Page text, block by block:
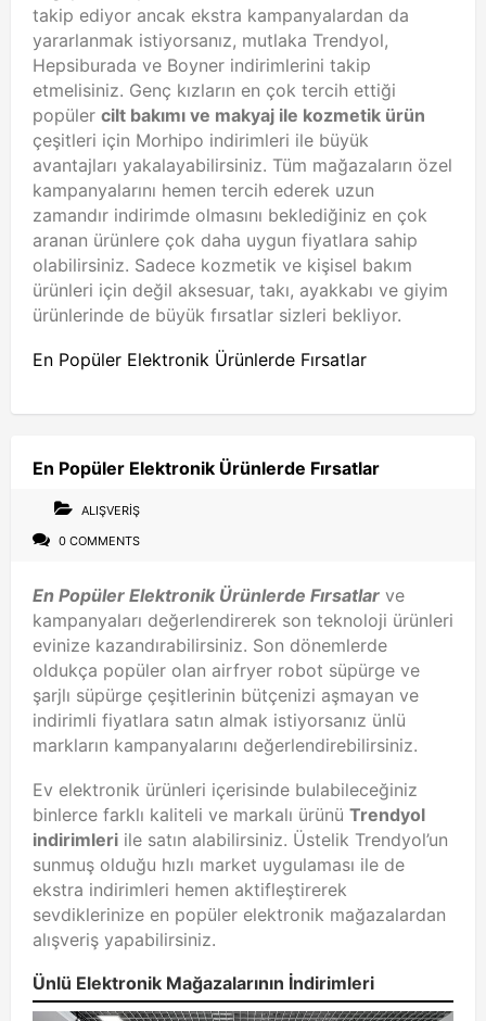
takip ediyor ancak ekstra kampanyalardan da
yararlanmak istiyorsanız, mutlaka Trendyol,
Hepsiburada ve Boyner indirimlerini takip
etmelisiniz. Genç kızların en çok tercih ettiği
popüler cilt bakımı ve makyaj ile kozmetik ürün
çeşitleri için Morhipo indirimleri ile büyük
avantajları yakalayabilirsiniz. Tüm mağazaların özel
kampanyalarını hemen tercih ederek uzun
zamandır indirimde olmasını beklediğiniz en çok
aranan ürünlere çok daha uygun fiyatlara sahip
olabilirsiniz. Sadece kozmetik ve kişisel bakım
ürünleri için değil aksesuar, takı, ayakkabı ve giyim
ürünlerinde de büyük fırsatlar sizleri bekliyor.
En Popüler Elektronik Ürünlerde Fırsatlar
En Popüler Elektronik Ürünlerde Fırsatlar
ALIŞVERIŞ
0 COMMENTS
En Popüler Elektronik Ürünlerde Fırsatlar ve
kampanyaları değerlendirerek son teknoloji ürünleri
evinize kazandırabilirsiniz. Son dönemlerde
oldukça popüler olan airfryer robot süpürge ve
şarjlı süpürge çeşitlerinin bütçenizi aşmayan ve
indirimli fiyatlara satın almak istiyorsanız ünlü
markların kampanyalarını değerlendirebilirsiniz.
Ev elektronik ürünleri içerisinde bulabileceğiniz
binlerce farklı kaliteli ve markalı ürünü Trendyol
indirimleri ile satın alabilirsiniz. Üstelik Trendyol’un
sunmuş olduğu hızlı market uygulaması ile de
ekstra indirimleri hemen aktifleştirerek
sevdiklerinize en popüler elektronik mağazalardan
alışveriş yapabilirsiniz.
Ünlü Elektronik Mağazalarının İndirimleri